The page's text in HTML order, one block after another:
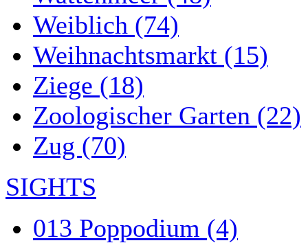
Weiblich (74)
Weihnachtsmarkt (15)
Ziege (18)
Zoologischer Garten (22)
Zug (70)
SIGHTS
013 Poppodium (4)